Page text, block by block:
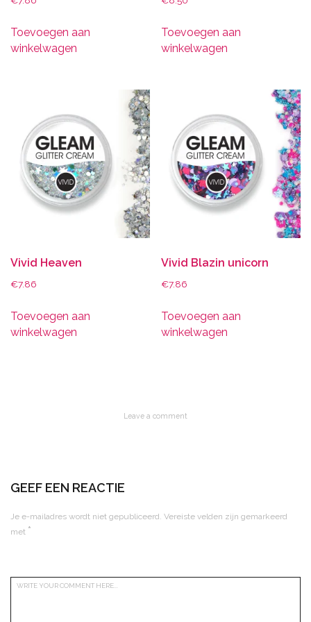
Toevoegen aan
winkelwagen
Toevoegen aan
winkelwagen
Vivid Heaven
€7.86
Toevoegen aan
winkelwagen
Vivid Blazin unicorn
€7.86
Toevoegen aan
winkelwagen
Leave a comment
GEEF EEN REACTIE
Je e-mailadres wordt niet gepubliceerd. Vereiste velden zijn gemarkeerd
met *